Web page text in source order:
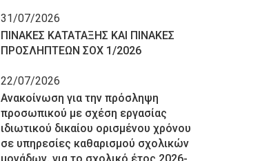
31/07/2026
ΠΙΝΑΚΕΣ ΚΑΤΑΤΑΞΗΣ ΚΑΙ ΠΙΝΑΚΕΣ
ΠΡΟΣΛΗΠΤΕΩΝ ΣΟΧ 1/2026
22/07/2026
Ανακοίνωση για την πρόσληψη
προσωπικού με σχέση εργασίας
ιδιωτικού δικαίου ορισμένου χρόνου
σε υπηρεσίες καθαρισμού σχολικών